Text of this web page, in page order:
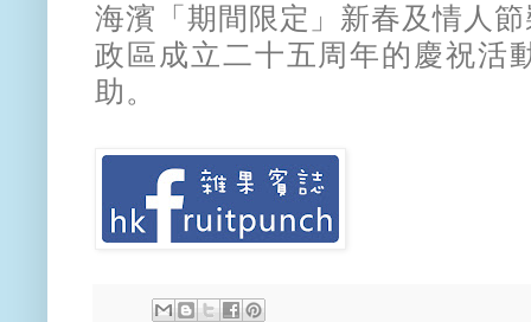
海濱「期間限定」 新春及情人
政區成立二十五周年的慶祝活
助。